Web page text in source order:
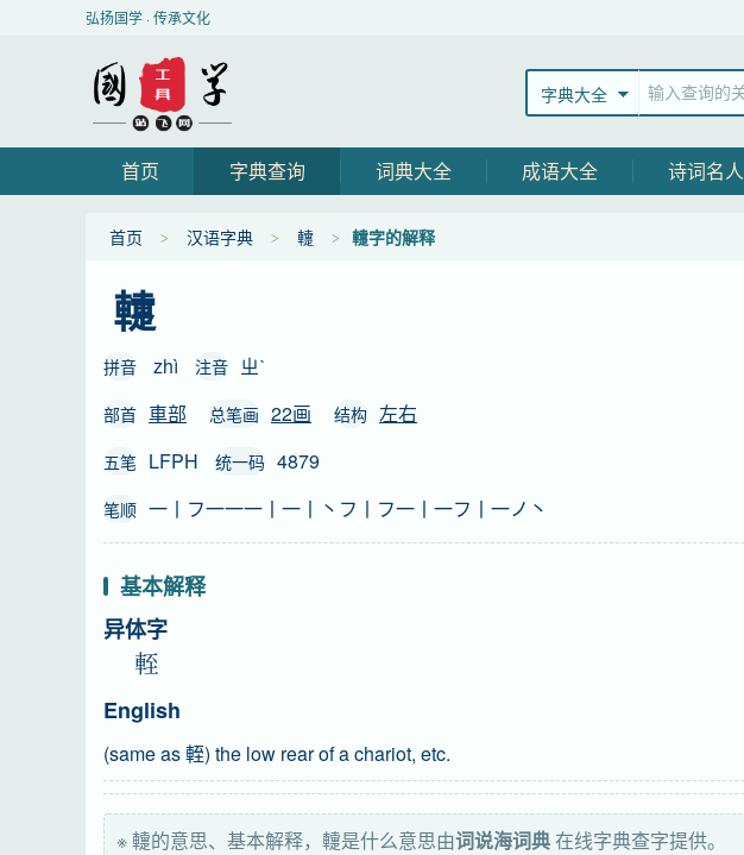
弘扬国学 · 传承文化
字典大全
首页 字典查询 词典大全 成语大全 诗词名人
首页 汉语字典 䡹 䡹字的解释
䡹
拼音 zhì 注音 ㄓˋ
部首 車部 总笔画 22画 结构 左右
五笔 LFPH 统一码 4879
笔顺 一丨フ一一一丨一丨丶フ丨フ一丨一フ丨一ノ丶
基本解释
异体字
輊
English
(same as 輊) the low rear of a chariot, etc.
※ 䡹的意思、基本解释，䡹是什么意思由词说海词典在线字典查字提供。